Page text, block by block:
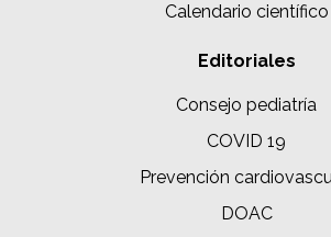
Calendario científico
Editoriales
Consejo pediatría
COVID 19
Prevención
DOAC